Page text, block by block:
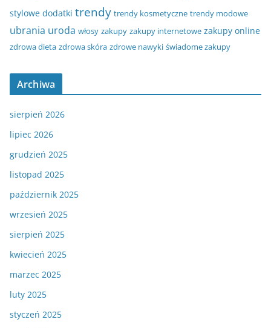
stylowe dodatki trendy trendy kosmetyczne trendy modowe
ubrania uroda włosy zakupy zakupy internetowe zakupy online
zdrowa dieta zdrowa skóra zdrowe nawyki świadome zakupy
Archiwa
sierpień 2026
lipiec 2026
grudzień 2025
listopad 2025
październik 2025
wrzesień 2025
sierpień 2025
kwiecień 2025
marzec 2025
luty 2025
styczeń 2025